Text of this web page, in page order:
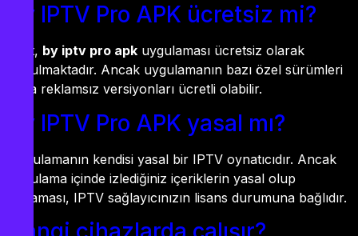
By IPTV Pro APK ücretsiz mi?
Evet, by iptv pro apk uygulaması ücretsiz olarak
sunulmaktadır. Ancak uygulamanın bazı özel sürümleri
veya reklamsız versiyonları ücretli olabilir.
By IPTV Pro APK yasal mı?
Uygulamanın kendisi yasal bir IPTV oynatıcıdır. Ancak
uygulama içinde izlediğiniz içeriklerin yasal olup
olmaması, IPTV sağlayıcınızın lisans durumuna bağlıdır.